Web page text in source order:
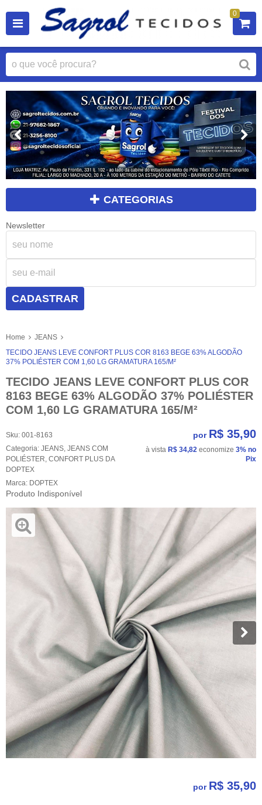
0
CATEGORIAS
Newsletter
CADASTRAR
Home
JEANS
TECIDO JEANS LEVE CONFORT PLUS COR 8163 BEGE 63% ALGODÃO
37% POLIÉSTER COM 1,60 LG GRAMATURA 165/M²
TECIDO JEANS LEVE CONFORT PLUS COR
8163 BEGE 63% ALGODÃO 37% POLIÉSTER
COM 1,60 LG GRAMATURA 165/M²
Sku: 001-8163
Categoria: JEANS, JEANS COM
POLIÉSTER, CONFORT PLUS DA
DOPTEX
Marca: DOPTEX
Produto Indisponível
por R$ 35,90
à vista R$ 34,82 economize 3% no
Pix
por R$ 35,90